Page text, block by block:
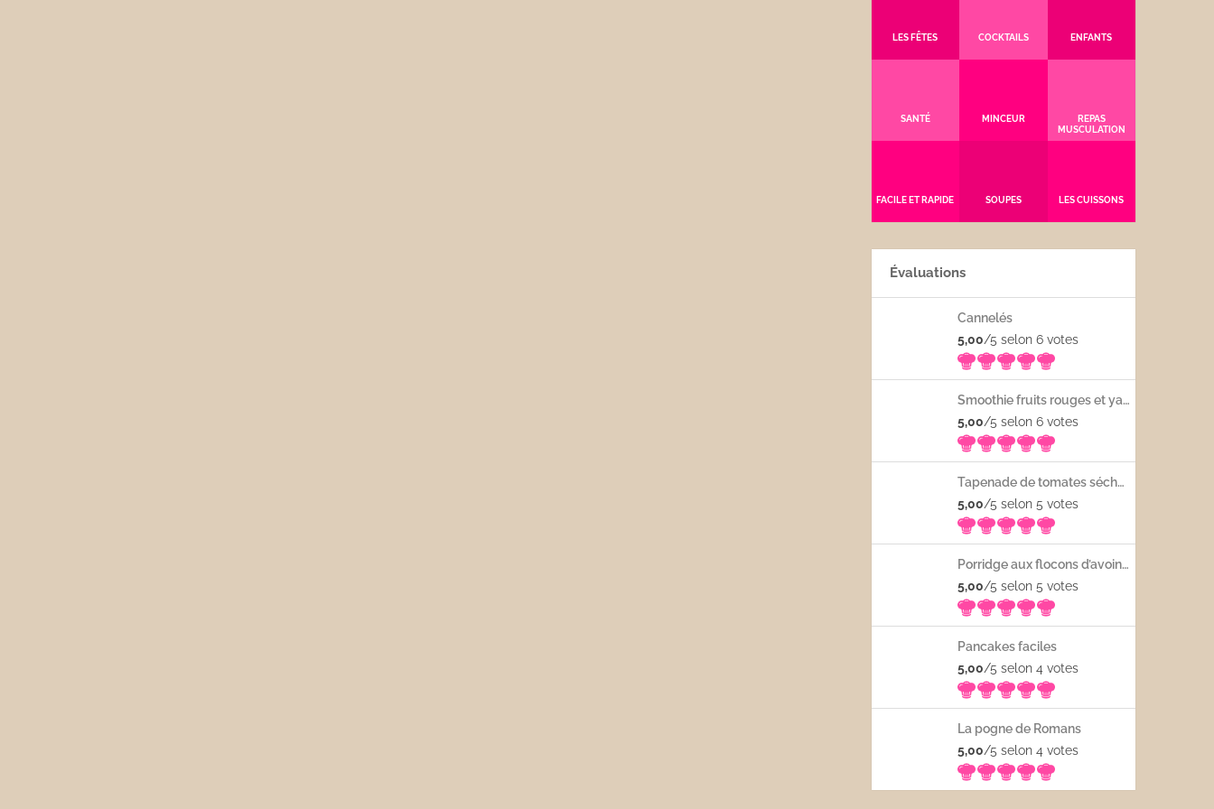
LES FÊTES COCKTAILS ENFANTS
SANTÉ MINCEUR
REPAS
MUSCULATION
FACILE ET RAPIDE SOUPES LES CUISSONS
Évaluations
Cannelés
5,00/5 selon 6 votes
Smoothie fruits rouges et yaourt
5,00/5 selon 6 votes
Tapenade de tomates séchées
5,00/5 selon 5 votes
Porridge aux flocons d’avoine avec les fruits frais
5,00/5 selon 5 votes
Pancakes faciles
5,00/5 selon 4 votes
La pogne de Romans
5,00/5 selon 4 votes